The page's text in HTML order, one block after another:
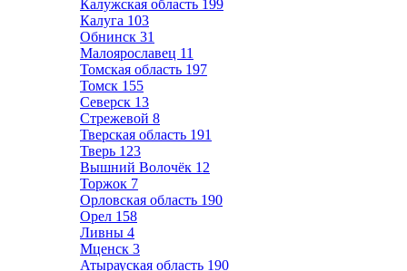
Калужская область 199
Калуга 103
Обнинск 31
Малоярославец 11
Томская область 197
Томск 155
Северск 13
Стрежевой 8
Тверская область 191
Тверь 123
Вышний Волочёк 12
Торжок 7
Орловская область 190
Орел 158
Ливны 4
Мценск 3
Атырауская область 190